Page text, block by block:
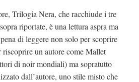
Trilogia Nera, che racchiude i tre
riportate, è una lettura aspra ma
di leggere non solo per scoprire
riscoprire un autore come Mallet
di noir mondiali) ma sopratutto
dall’autore, uno stile misto che